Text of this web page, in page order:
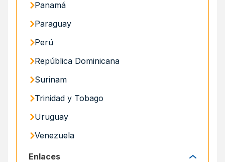
Panamá
Paraguay
Perú
República Dominicana
Surinam
Trinidad y Tobago
Uruguay
Venezuela
Enlaces